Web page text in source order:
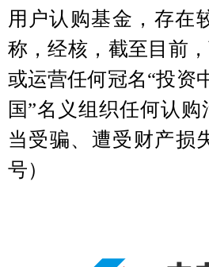
用户认购基金，存在
称，经核，截至目前
或运营任何冠名“投资
国”名义组织任何认
当受骗、遭受财产损
号）